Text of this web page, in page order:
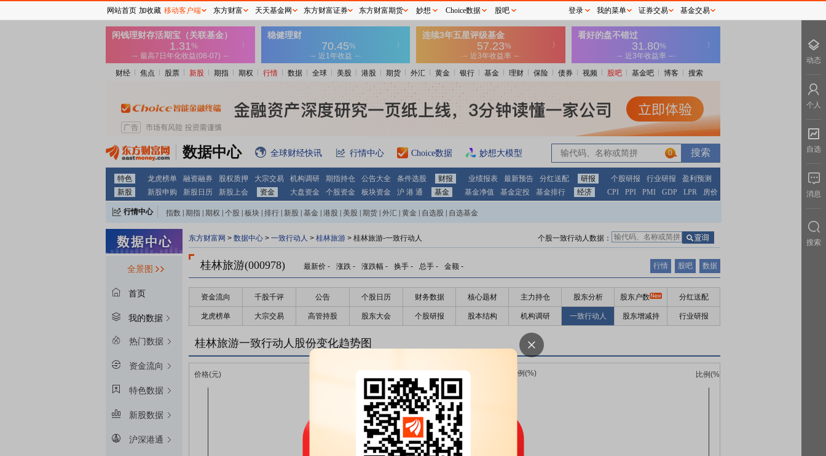
财经 焦点 股票 新股 期指 期权 行情 数据 全球 美股 港股 期货 外汇 黄金 银行 基金 理财 保险 债券 视频 股吧 基金吧 博客 搜索
数据中心 全球财经快讯 行情中心 Choice数据 妙想大模型 0
特色 龙虎榜单 融资融券 股权质押 大宗交易 机构调研 期指持仓 公告大全 条件选股 财报 业绩报表 最新预告 分红送配 研报 个股研报 行业研报
盈利预测
新股
新股申购 新股日历 新股上会 资金 大盘资金 个股资金 板块资金 沪 港 通 基金 基金净值 基金定投 基金排行 经济 CPI PPI PMI GDP LPR 房价
行情中心 指数 期指 期权 个股 板块 排行 新股 基金 港股 美股 期货 外汇 黄金 自选股 自选基金
全景图
首页
我的数据
热门数据
资金流向
特色数据
新股数据
沪深港通
东方财富网 > 数据中心 > 一致行动人 > 桂林旅游 > 桂林旅游-一致行动人 个股一致行动人数据：
桂林旅游(000978) 最新价 - 涨跌 - 涨跌幅 - 换手 - 总手 - 金额 - 行情 股吧 数据
资金流向 千股千评 公告 个股日历 财务数据 核心题材 主力持仓 股东分析 股东户数 分红送配
龙虎榜单 大宗交易 高管持股 股东大会 个股研报 股本结构 机构调研 一致行动人 股东增减持 行业研报
桂林旅游一致行动人股份变化趋势图
网站首页 加收藏 移动客户端 东方财富 天天基金网 东方财富证券 东方财富期货 妙想 Choice数据 股吧 登录 我的菜单 证券交易 基金交易
动态
个人
自选
消息
搜索